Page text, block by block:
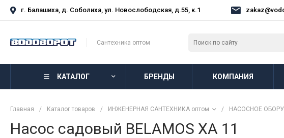
г. Балашиха, д. Соболиха, ул. Новослободская, д.55, к.1
Сантехника оптом
КАТАЛОГ БРЕНДЫ КОМПАНИЯ
Главная / Каталог товаров / ИНЖЕНЕРНАЯ САНТЕХНИКА оптом / НАСОСНОЕ
Насос садовый BELAMOS XA 11